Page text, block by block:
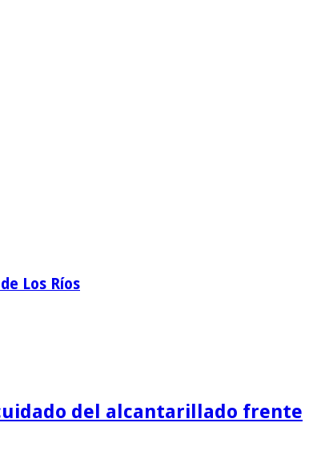
Los Ríos
del alcantarillado frente